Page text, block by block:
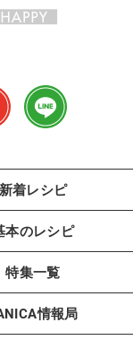
新着レシピ
本のレシピ
特集一覧
情報局